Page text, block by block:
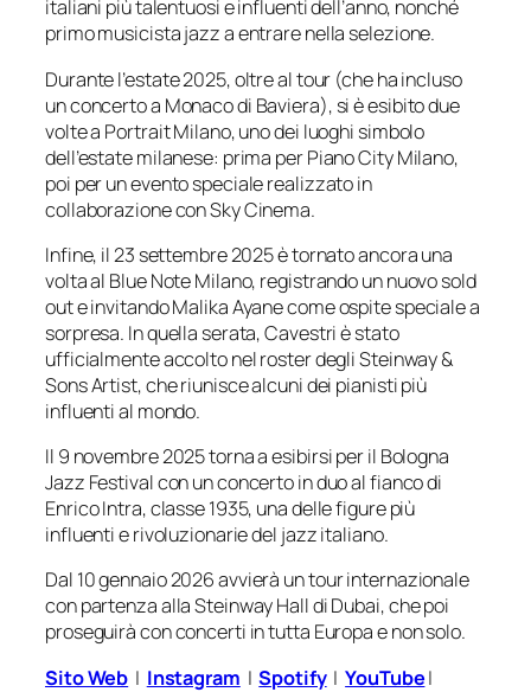
italiani più talentuosi e influenti dell’anno, nonché
primo musicista jazz a entrare nella selezione.
Durante l’estate 2025, oltre al tour (che ha incluso
un concerto a Monaco di Baviera), si è esibito due
volte a Portrait Milano, uno dei luoghi simbolo
dell’estate milanese: prima per Piano City Milano,
poi per un evento speciale realizzato in
collaborazione con Sky Cinema.
Infine, il 23 settembre 2025 è tornato ancora una
volta al Blue Note Milano, registrando un nuovo sold
out e invitando Malika Ayane come ospite speciale a
sorpresa. In quella serata, Cavestri è stato
ufficialmente accolto nel roster degli Steinway &
Sons Artist, che riunisce alcuni dei pianisti più
influenti al mondo.
Il 9 novembre 2025 torna a esibirsi per il Bologna
Jazz Festival con un concerto in duo al fianco di
Enrico Intra, classe 1935, una delle figure più
influenti e rivoluzionarie del jazz italiano.
Dal 10 gennaio 2026 avvierà un tour internazionale
con partenza alla Steinway Hall di Dubai, che poi
proseguirà con concerti in tutta Europa e non solo.
Sito Web | Instagram |Spotify|YouTube|